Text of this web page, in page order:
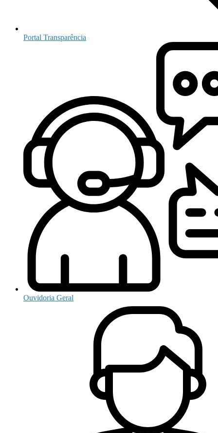
Portal Transparência
Ouvidoria Geral